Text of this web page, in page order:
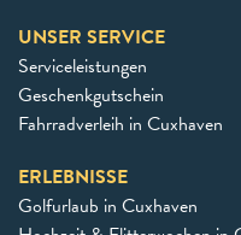
UNSER SERVICE
Serviceleistungen
Geschenkgutschein
Fahrradverleih in Cuxhaven
ERLEBNISSE
Golfurlaub in Cuxhaven